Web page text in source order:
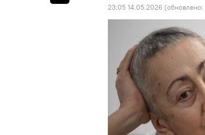
23:05 14.05.2026 (обновлено: